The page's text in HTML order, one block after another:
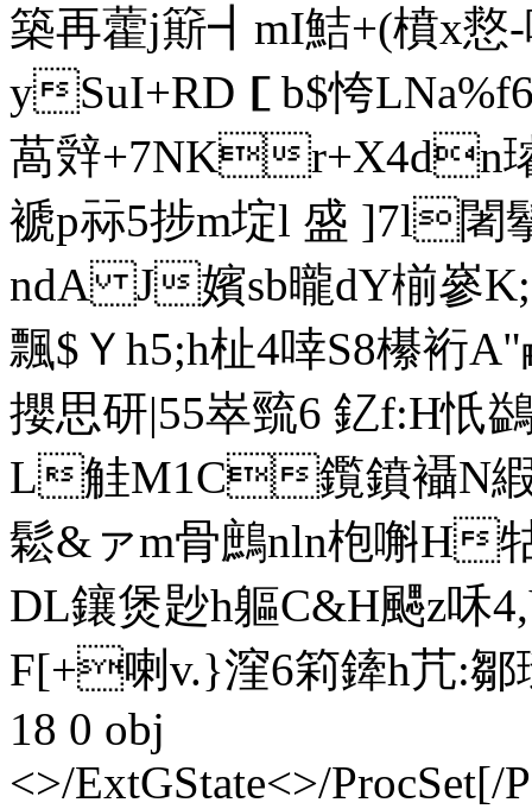
築再藿j簛┫mI鮚+(橨x
ySuI+RD［b$恗
萵辤+7NKr+X4dn
褫p祘5捗m埞l 盛 ]7l闍
ndA J嬪sb曨dY椾嵾
飄$Ｙh5;h杫4啈S8櫀裄
攖思研|55崒巰6 釔f:H忯鷁
L觟M1C鑬鐼襵N縀
鬆&ァm骨鷓nln枹嘝H
DL鑲煲尟h軀C&H颸z咊
F[+喇v.}漥6筣鏲h芁:鄒
18 0 obj
<>/ExtGState<>/ProcSet[/